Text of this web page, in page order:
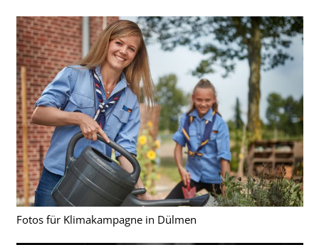
Fotos für Klimakampagne in Dülmen